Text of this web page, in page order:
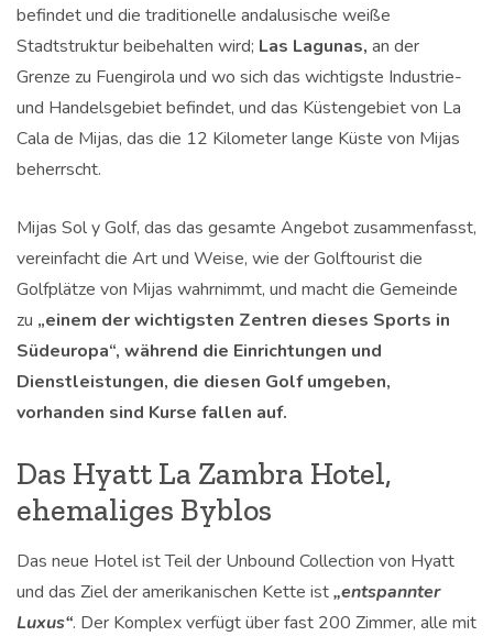
befindet und die traditionelle andalusische weiße
Stadtstruktur beibehalten wird; Las Lagunas, an der
Grenze zu Fuengirola und wo sich das wichtigste Industrie-
und Handelsgebiet befindet, und das Küstengebiet von La
Cala de Mijas, das die 12 Kilometer lange Küste von Mijas
beherrscht.
Mijas Sol y Golf, das das gesamte Angebot zusammenfasst,
vereinfacht die Art und Weise, wie der Golftourist die
Golfplätze von Mijas wahrnimmt, und macht die Gemeinde
zu „einem der wichtigsten Zentren dieses Sports in
Südeuropa“, während die Einrichtungen und
Dienstleistungen, die diesen Golf umgeben,
vorhanden sind Kurse fallen auf.
Das Hyatt La Zambra Hotel,
ehemaliges Byblos
Das neue Hotel ist Teil der Unbound Collection von Hyatt
und das Ziel der amerikanischen Kette ist„entspannter
Luxus“. Der Komplex verfügt über fast 200 Zimmer, alle mit